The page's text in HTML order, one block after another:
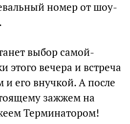
номер от шоу-
выбор самой-
этого вечера и встреча
его внучкой. А после
зажжем на
Терминатором!